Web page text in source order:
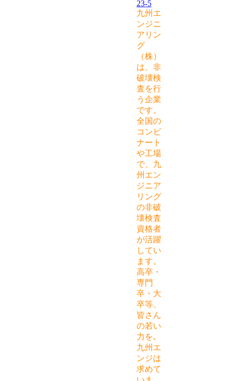
23-5
九州エ
ンジニ
アリン
グ
（株）
は、非
破壊検
査を行
う企業
です。
全国の
コンビ
ナート
や工場
で、九
州エン
ジニア
リング
の非破
壊検査
資格者
が活躍
してい
ます。
高卒・
専門
卒・大
卒等、
皆さん
の若い
力を､
九州エ
ンジは
求めて